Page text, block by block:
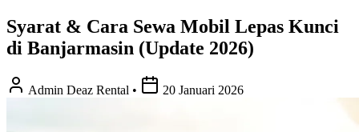
Syarat & Cara Sewa Mobil Lepas Kunci
di Banjarmasin (Update 2026)
Admin Deaz Rental • 20 Januari 2026